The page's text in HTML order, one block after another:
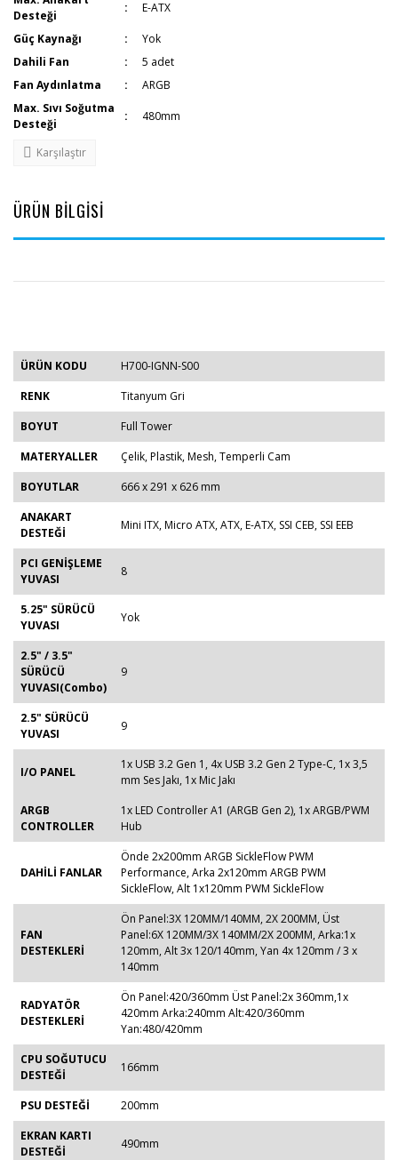
Desteği
E-ATX
Güç Kaynağı
Yok
Dahili Fan
5 adet
Fan Aydınlatma
ARGB
Max. Sıvı Soğutma
Desteği
480mm
Karşılaştır
ÜRÜN BİLGİSİ
ÜRÜN KODU
H700-IGNN-S00
RENK
Titanyum Gri
BOYUT
Full Tower
MATERYALLER
Çelik, Plastik, Mesh, Temperli Cam
BOYUTLAR
666 x 291 x 626 mm
ANAKART
DESTEĞİ
Mini ITX, Micro ATX, ATX, E-ATX, SSI CEB, SSI EEB
PCI GENİŞLEME
YUVASI
8
5.25" SÜRÜCÜ
YUVASI
Yok
2.5" / 3.5"
SÜRÜCÜ
YUVASI(Combo)
9
2.5" SÜRÜCÜ
YUVASI
9
I/O PANEL
1x USB 3.2 Gen 1, 4x USB 3.2 Gen 2 Type-C, 1x 3,5
mm Ses Jakı, 1x Mic Jakı
ARGB
CONTROLLER
1x LED Controller A1 (ARGB Gen 2), 1x ARGB/PWM
Hub
DAHİLİ FANLAR
Önde 2x200mm ARGB SickleFlow PWM
Performance, Arka 2x120mm ARGB PWM
SickleFlow, Alt 1x120mm PWM SickleFlow
FAN
DESTEKLERİ
Ön Panel:3X 120MM/140MM, 2X 200MM, Üst
Panel:6X 120MM/3X 140MM/2X 200MM, Arka:1x
120mm, Alt 3x 120/140mm, Yan 4x 120mm / 3 x
140mm
RADYATÖR
DESTEKLERİ
Ön Panel:420/360mm Üst Panel:2x 360mm,1x
420mm Arka:240mm Alt:420/360mm
Yan:480/420mm
CPU SOĞUTUCU
DESTEĞİ
166mm
PSU DESTEĞİ
200mm
EKRAN KARTI
DESTEĞİ
490mm